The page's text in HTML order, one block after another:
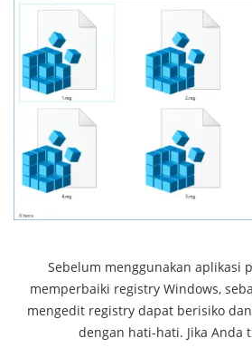
Sebelum menggunakan aplikasi
memperbaiki registry Windows,
mengedit registry dapat berisiko
dengan hati-hati. Jika Anda